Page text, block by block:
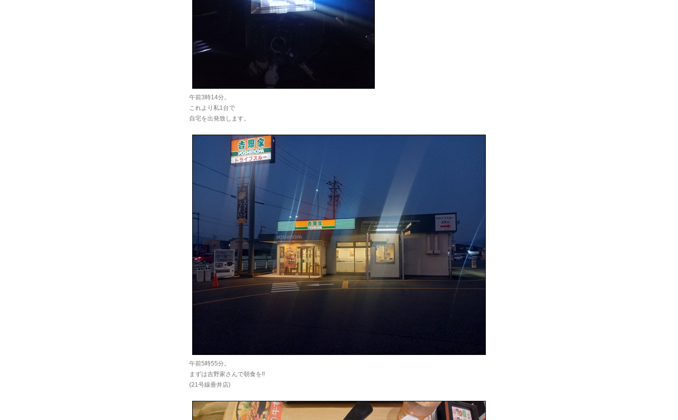
午前3時14分。
これより私1台で
自宅を出発致します。
午前5時55分。
まずは吉野家さんで朝食を!!
(21号線垂井店)